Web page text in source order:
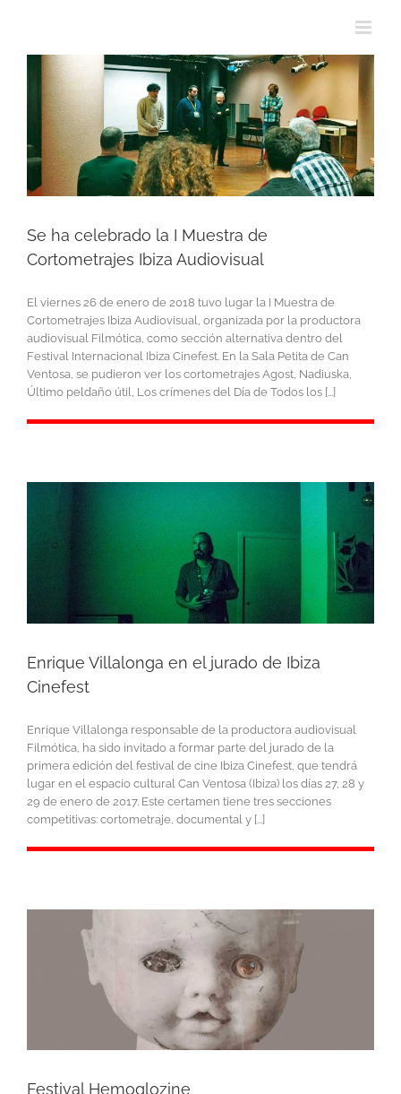
Se ha celebrado la I Muestra de
Cortometrajes Ibiza Audiovisual
El viernes 26 de enero de 2018 tuvo lugar la I Muestra de
Cortometrajes Ibiza Audiovisual, organizada por la productora
audiovisual Filmótica, como sección alternativa dentro del
Festival Internacional Ibiza Cinefest. En la Sala Petita de Can
Ventosa, se pudieron ver los cortometrajes Agost, Nadiuska,
Último peldaño útil, Los crímenes del Día de Todos los [...]
Enrique Villalonga en el jurado de Ibiza
Cinefest
Enrique Villalonga responsable de la productora audiovisual
Filmótica, ha sido invitado a formar parte del jurado de la
primera edición del festival de cine Ibiza Cinefest, que tendrá
lugar en el espacio cultural Can Ventosa (Ibiza) los días 27, 28 y
29 de enero de 2017. Este certamen tiene tres secciones
competitivas: cortometraje, documental y [...]
Festival Hemoglozine